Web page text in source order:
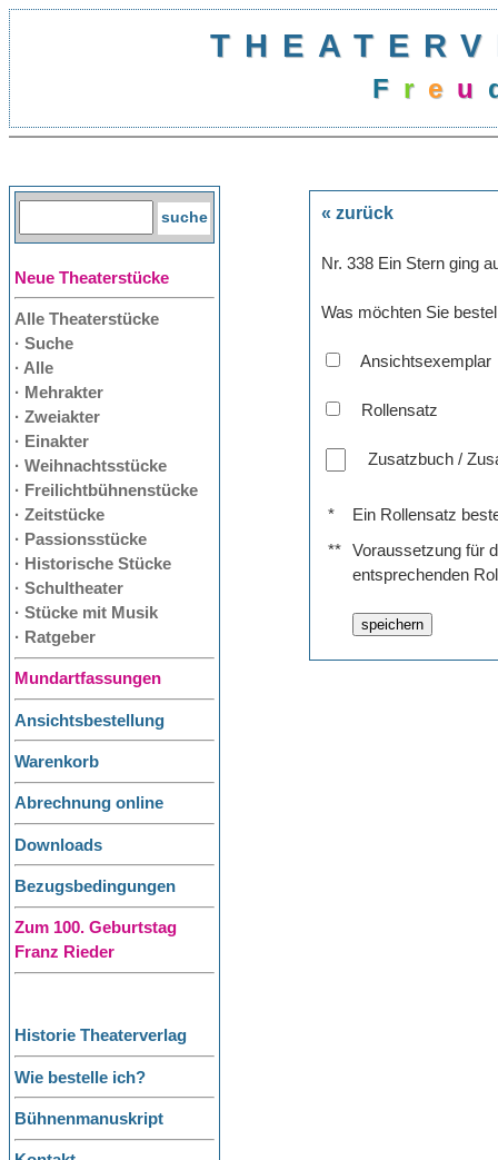
Freu
Neue Theaterstücke
Alle Theaterstücke
· Suche
· Alle
· Mehrakter
· Zweiakter
· Einakter
· Weihnachtsstücke
· Freilichtbühnenstücke
· Zeitstücke
· Passionsstücke
· Historische Stücke
· Schultheater
· Stücke mit Musik
· Ratgeber
Mundartfassungen
Ansichtsbestellung
Warenkorb
Abrechnung online
Downloads
Bezugsbedingungen
Zum 100. Geburtstag
Franz Rieder
Historie Theaterverlag
Wie bestelle ich?
Bühnenmanuskript
« zurück
Nr. 338 Ein Stern ging
Was möchten Sie
Ansichtsexemplar
Rollensatz
Zusatzbuch /
*
Ein Rollensatz
**
Voraussetzung für
entsprechenden